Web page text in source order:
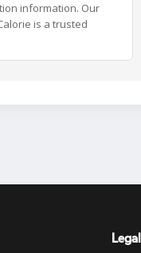
information. Our
is a trusted
Legal